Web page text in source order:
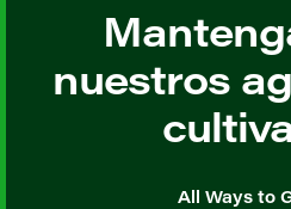
nuestros
All Ways to